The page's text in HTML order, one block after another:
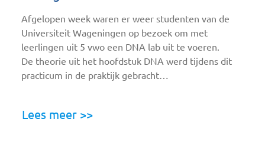
Afgelopen week waren er weer studenten van de
Universiteit Wageningen op bezoek om met
leerlingen uit 5 vwo een DNA lab uit te voeren.
De theorie uit het hoofdstuk DNA werd tijdens dit
practicum in de praktijk gebracht…
Lees meer >>